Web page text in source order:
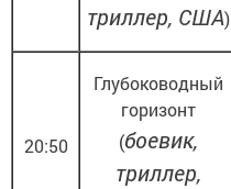
триллер, США)
20:50
Глубоководный
горизонт
(боевик,
триллер,